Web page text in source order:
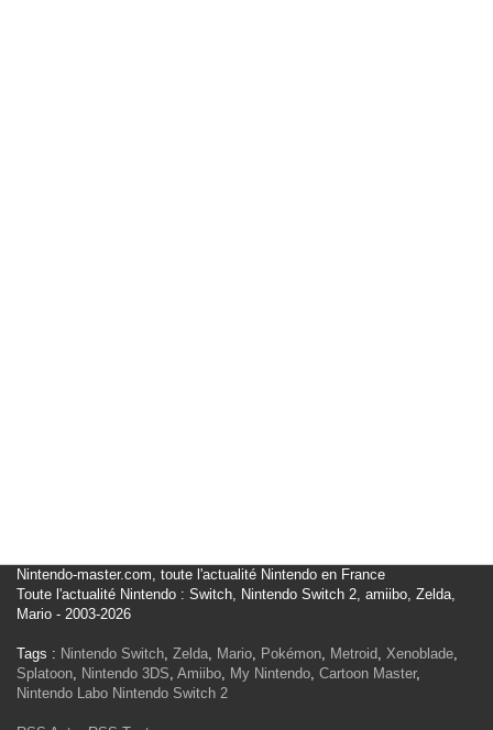
Nintendo-master.com, toute l'actualité Nintendo en France
Toute l'actualité Nintendo : Switch, Nintendo Switch 2, amiibo, Zelda,
Mario - 2003-2026
Tags : Nintendo Switch, Zelda, Mario, Pokémon, Metroid, Xenoblade,
Splatoon, Nintendo 3DS, Amiibo, My Nintendo, Cartoon Master,
Nintendo Labo Nintendo Switch 2